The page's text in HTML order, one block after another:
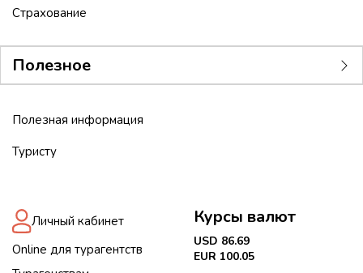
Страхование
Полезное
Полезная информация
Туристу
Личный кабинет
Online для турагентств
Курсы валют
USD 86.69
EUR 100.05